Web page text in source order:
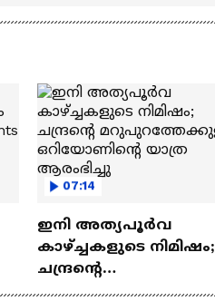
07:14
ഇനി അത്യപൂര്‍വ
കാഴ്ച്ചകളുടെ നിമിഷം;
ചന്ദ്രന്റെ
മറുപുറത്തേക്കുള്ള